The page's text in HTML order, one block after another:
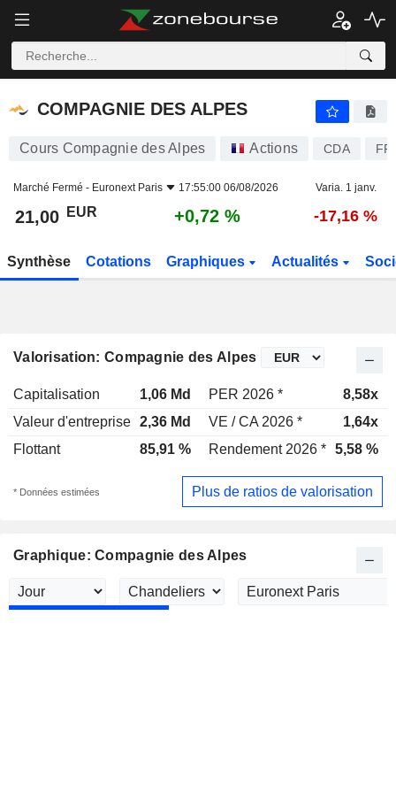
COMPAGNIE DES ALPES
COMPAGNIE DES ALPES
Cours Compagnie des Alpes Actions CDA
Marché Fermé - Euronext Paris 17:55:00 06/08/2026 Varia. 1 janv.
21,00 EUR +0,72 % -17,16 %
Synthèse Cotations Graphiques Actualités
Valorisation: Compagnie des Alpes
Capitalisation 1,06 Md PER 2026 *
8,58x
Valeur d'entreprise 2,36 Md VE / CA 2026 *
1,64x
Flottant
85,91 % Rendement 2026 * 5,58 %
* Données estimées Plus de ratios de valorisation
Graphique: Compagnie des Alpes